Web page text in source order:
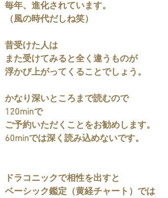
毎年、進化されています。
（風の時代だしね笑）
昔受けた人は
また受けてみると全く違うものが
浮かび上がってくることでしょう。
かなり深いところまで読むので
120minで
ご予約いただくことをお勧めします。
60minでは深く読み込めないです。
ドラコニックで相性を出すと
ベーシック鑑定（黄経チャート）では